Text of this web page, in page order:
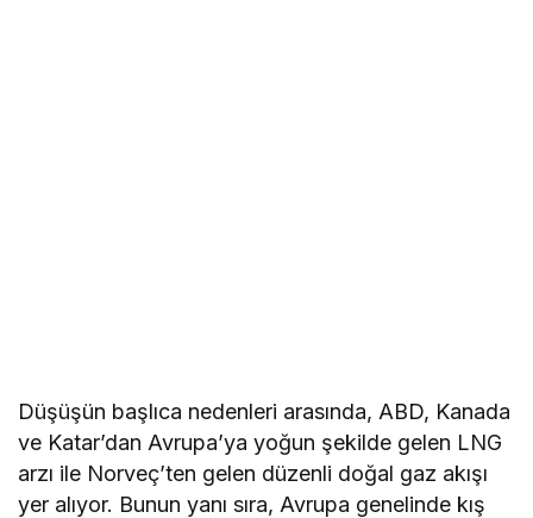
Düşüşün başlıca nedenleri arasında, ABD, Kanada
ve Katar’dan Avrupa’ya yoğun şekilde gelen LNG
arzı ile Norveç’ten gelen düzenli doğal gaz akışı
yer alıyor. Bunun yanı sıra, Avrupa genelinde kış